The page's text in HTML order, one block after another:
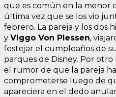
que es común en la menor
última vez que se los vio
febrero. La pareja y los dos
y Viggo Von Plessen,
festejar el cumpleaños de
parques de Disney. Por
el rumor de que la pareja
comprometerse luego de
apareciera en el dedo